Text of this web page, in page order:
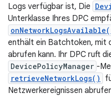
Logs verfügbar ist, Die
Unterklasse Ihres DPC
enthält ein Batchtoken, mit
abrufen kann. Ihr DPC ruft
DevicePolicyManager -
retrieveNetworkLogs()
Netzwerkereignissen